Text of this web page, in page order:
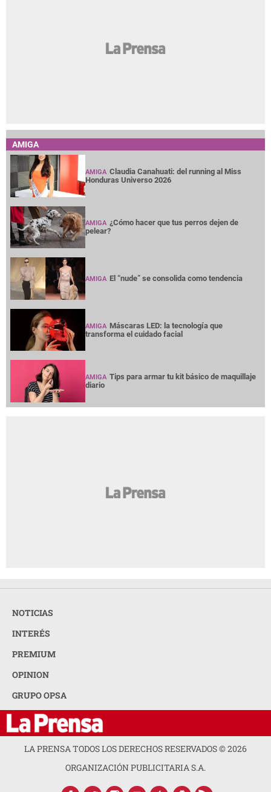
AMIGA
AMIGA Claudia Canahuati: del running al Miss
Honduras Universo 2026
AMIGA ¿Cómo hacer que tus perros dejen de
pelear?
AMIGA El “nude” se consolida como tendencia
AMIGA Máscaras LED: la tecnología que
transforma el cuidado facial
AMIGA Tips para armar tu kit básico de maquillaje
diario
NOTICIAS
INTERÉS
PREMIUM
OPINION
GRUPO OPSA
LA PRENSA TODOS LOS DERECHOS RESERVADOS ©2026
ORGANIZACIÓN PUBLICITARIA S.A.